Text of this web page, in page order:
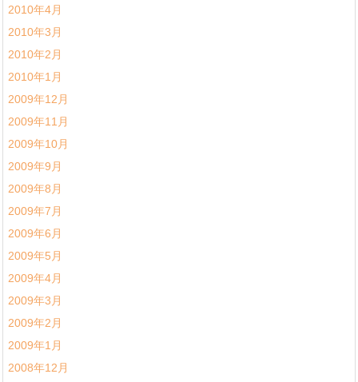
2010年4月
2010年3月
2010年2月
2010年1月
2009年12月
2009年11月
2009年10月
2009年9月
2009年8月
2009年7月
2009年6月
2009年5月
2009年4月
2009年3月
2009年2月
2009年1月
2008年12月